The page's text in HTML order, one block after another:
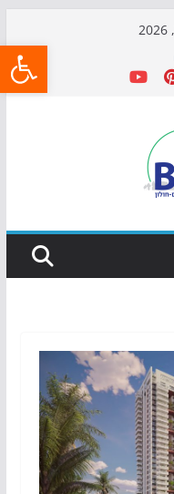
הגינות: מאות משפחות
המונדיאל בטרמינל
הריביירה הופך למרחב